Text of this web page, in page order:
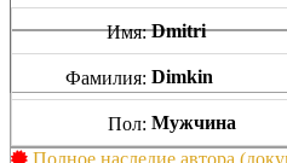
Имя: Dmitri
Фамилия: Dimkin
Пол: Мужчина